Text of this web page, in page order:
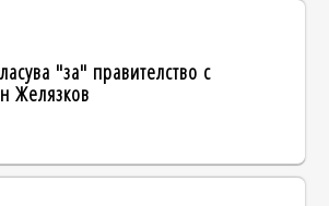
"за" правителство с
Желязков